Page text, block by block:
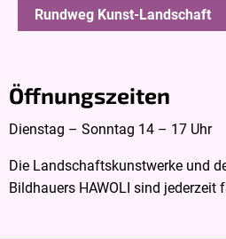
Rundweg Kunst-Landschaft
Öffnungszeiten
Dienstag – Sonntag 14 – 17 Uhr
Die Landschaftskunstwerke und
Bildhauers HAWOLI sind jederzeit